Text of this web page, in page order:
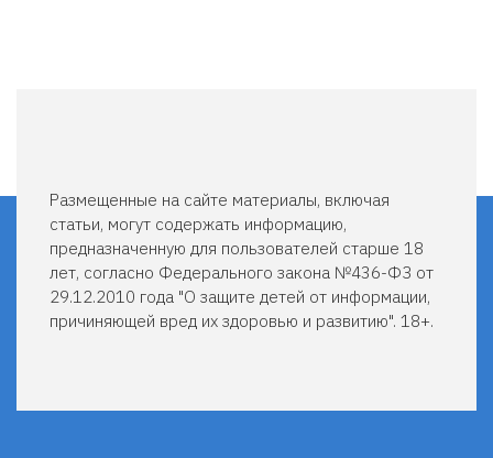
Размещенные на сайте материалы, включая
статьи, могут содержать информацию,
предназначенную для пользователей старше 18
лет, согласно Федерального закона №436-ФЗ от
29.12.2010 года "О защите детей от информации,
причиняющей вред их здоровью и развитию". 18+.